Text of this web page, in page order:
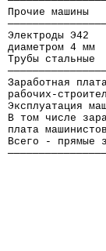
Прочие
Электроды
диаметром 4 мм
Трубы
Заработная
рабочих-
В том числе
плата машинистов
Всего -